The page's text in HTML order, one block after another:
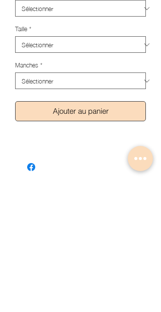
Taille*
Manches*
Ajouter au panier